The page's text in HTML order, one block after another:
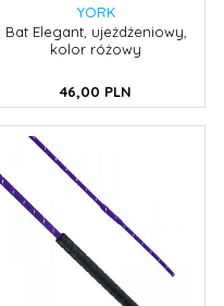
YORK
Bat Elegant, ujeżdżeniowy,
kolor różowy
46,00 PLN